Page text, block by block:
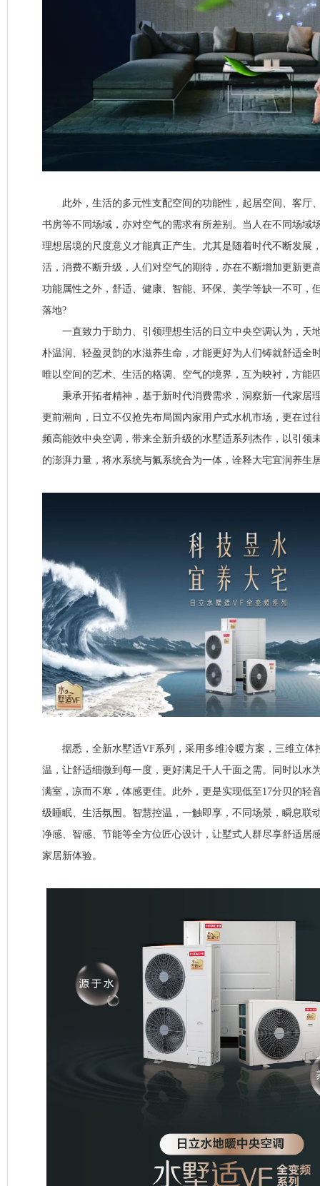
此外，生活的多元性支配空间的功能性，起居空间、客厅
书房等不同场域，亦对空气的需求有所差别。当人在不同场域
理想居境的尺度意义才能真正产生。尤其是随着时代不断发展
活，消费不断升级，人们对空气的期待，亦在不断增加更新更
功能属性之外，舒适、健康、智能、环保、美学等缺一不可，
落地?
一直致力于助力、引领理想生活的日立中央空调认为，天
朴温润、轻盈灵韵的水滋养生命，才能更好为人们铸就舒适全
唯以空间的艺术、生活的格调、空气的境界，互为映衬，方能
秉承开拓者精神，基于新时代消费需求，洞察新一代家居
更前潮向，日立不仅抢先布局国内家用户式水机市场，更在过
频高能效中央空调，带来全新升级的水墅适系列杰作，以引领
的澎湃力量，将水系统与氟系统合为一体，诠释大宅宜润养生
据悉，全新水墅适VF系列，采用多维冷暖方案，三维立体
温，让舒适细微到每一度，更好满足千人千面之需。同时以水
满室，凉而不寒，体感更佳。此外，更是实现低至17分贝的轻
级睡眠、生活氛围。智慧控温，一触即享，不同场景，瞬息联
净感、智感、节能等全方位匠心设计，让墅式人群尽享舒适居
家居新体验。